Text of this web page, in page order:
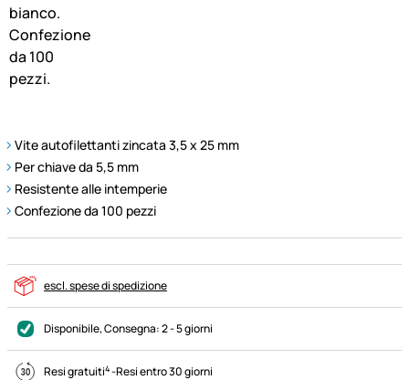
Vite autofilettanti zincata 3,5 x 25 mm
Per chiave da 5,5 mm
Resistente alle intemperie
Confezione da 100 pezzi
escl. spese di spedizione
Disponibile, Consegna:2 - 5 giorni
Resi gratuiti4-Resi entro 30 giorni